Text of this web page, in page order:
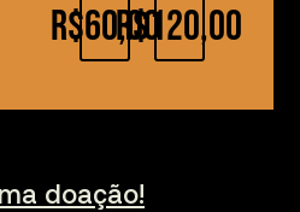
R$60,00R$120,00
doação!